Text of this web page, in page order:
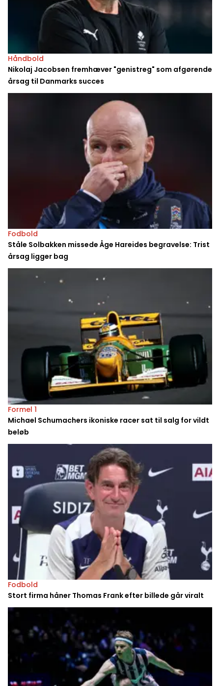
Håndbold
Nikolaj Jacobsen fremhæver "genistreg" som afgørende
årsag til Danmarks succes
Fodbold
Ståle Solbakken missede Åge Hareides begravelse: Trist
årsag ligger bag
Formel 1
Michael Schumachers ikoniske racer sat til salg for vildt
beløb
Fodbold
Stort firma håner Thomas Frank efter billede går viralt